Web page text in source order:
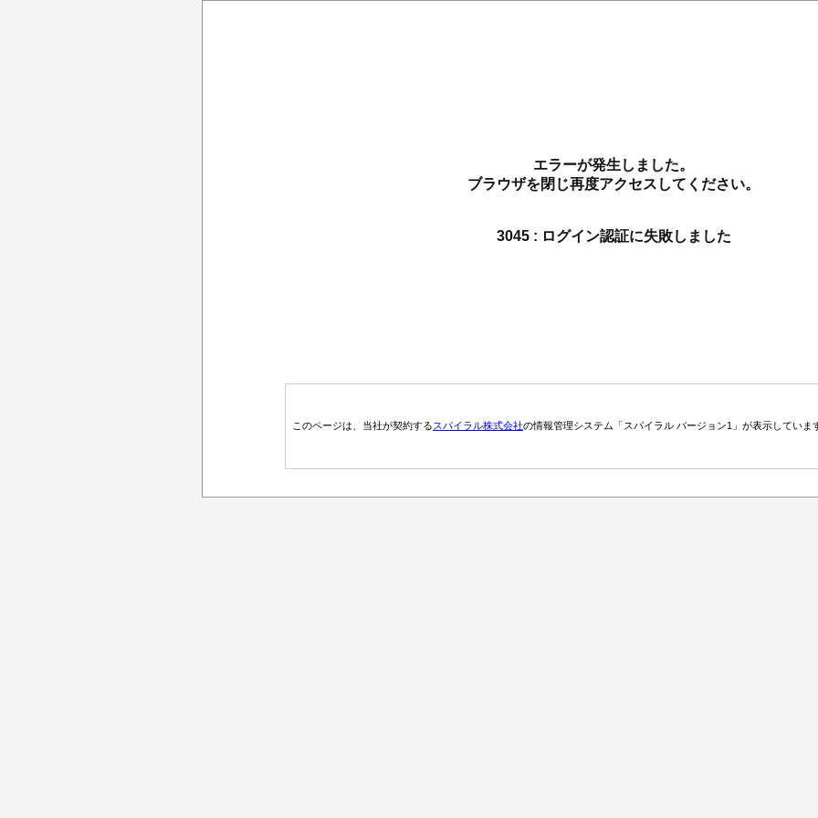
エラーが発生しました。
ブラウザを閉じ再度アクセスしてください。
3045 : ログイン認証に失敗しました
このページは、当社が契約するスパイラル株式会社の情報管理システム「スパイラル バージョン1」が表示していま